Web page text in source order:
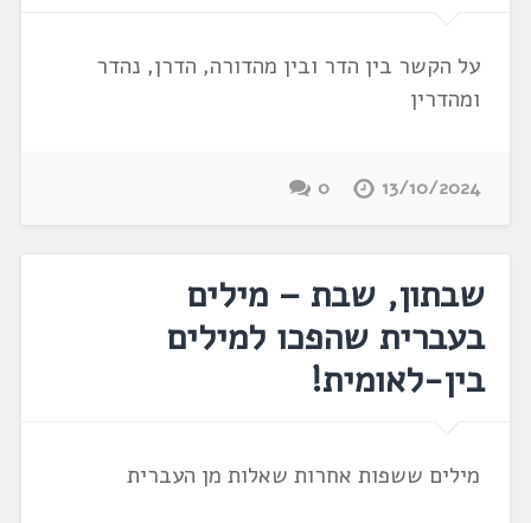
על הקשר בין הדר ובין מהדורה, הדרן, נהדר
ומהדרין
13/10/2024
0
שבתון, שבת – מילים
בעברית שהפכו למילים
בין-לאומית!
מילים ששפות אחרות שאלות מן העברית